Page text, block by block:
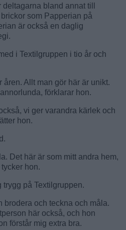
bland annat till
som Papperian på
är också en daglig
i Textilgruppen i tio år och
åren. Allt man gör här är unikt.
förklarar hon.
vi ger varandra kärlek och
hon.
Det här är som mitt andra hem,
hon.
på Textilgruppen.
brodera och teckna och måla.
här också, och hon
förstår mig extra bra.